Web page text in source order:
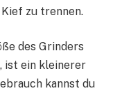
zu trennen.
des Grinders
ist ein kleinerer
kannst du